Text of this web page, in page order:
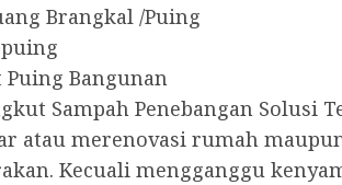
Brangkal /Puing
Puing Bangunan
Sampah Penebangan Solusi
atau merenovasi rumah
Kecuali mengganggu